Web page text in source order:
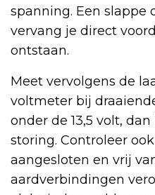
spanning. Een slappe
vervang je direct
ontstaan.
Meet vervolgens de
voltmeter bij
onder de 13,5 volt,
storing. Controleer
aangesloten en vrij
aardverbindingen